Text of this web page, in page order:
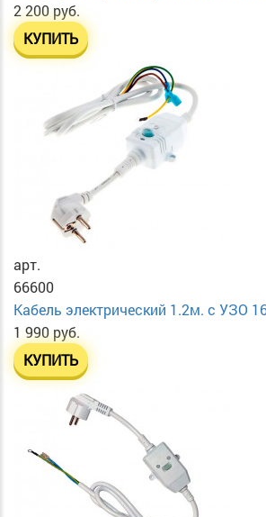
2 200 руб.
КУПИТЬ
арт.
66600
Кабель электрический 1.2м. с УЗО
1 990 руб.
КУПИТЬ